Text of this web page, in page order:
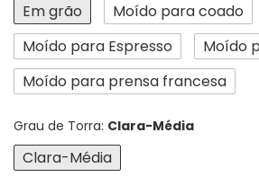
Em grão
Moído para coado
Moído para Espresso
Moído
Moído para prensa francesa
Grau de Torra: Clara-Média
Clara-Média